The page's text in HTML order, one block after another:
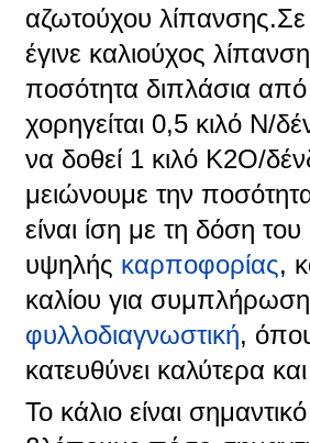
αζωτούχου
έγινε καλιούχος
ποσότητα διπλάσια
χορηγείται 0,5 κιλό Ν/
να δοθεί 1 κιλό Κ2Ο/
μειώνουμε την
είναι ίση με τη δόση
υψηλής καρποφορίας,
καλίου για
φυλλοδιαγνωστική,
κατευθύνει καλύτερα
Το κάλιο είναι